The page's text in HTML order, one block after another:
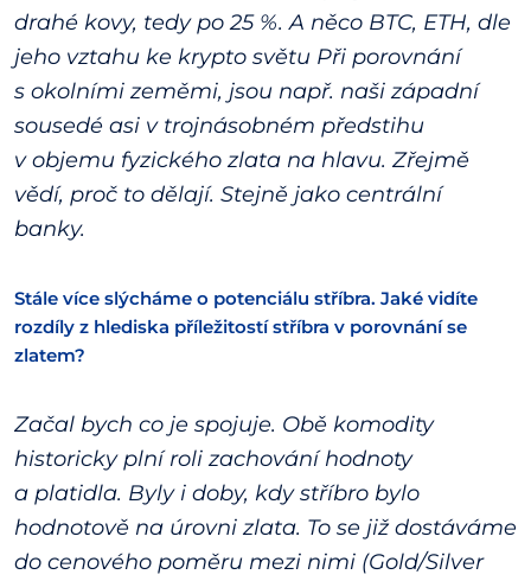
drahé kovy, tedy po 25 %. A něco BTC, ETH, dle
jeho vztahu ke krypto světu Při porovnání
s okolními zeměmi, jsou např. naši západní
sousedé asi v trojnásobném předstihu
v objemu fyzického zlata na hlavu. Zřejmě
vědí, proč to dělají. Stejně jako centrální
banky.
Stále více slýcháme o potenciálu stříbra. Jaké vidíte
rozdíly z hlediska příležitostí stříbra v porovnání se
zlatem?
Začal bych co je spojuje. Obě komodity
historicky plní roli zachování hodnoty
a platidla. Byly i doby, kdy stříbro bylo
hodnotově na úrovni zlata. To se již dostáváme
do cenového poměru mezi nimi (Gold/Silver